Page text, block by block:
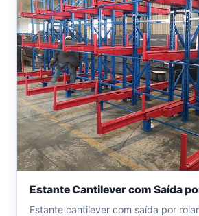
Estante Cantilever com Saída
Estante cantilever com saída por